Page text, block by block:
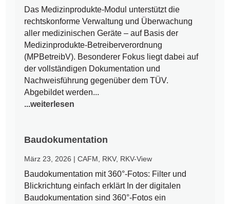
Das Medizinprodukte-Modul unterstützt die
rechtskonforme Verwaltung und Überwachung
aller medizinischen Geräte – auf Basis der
Medizinprodukte-Betreiberverordnung
(MPBetreibV). Besonderer Fokus liegt dabei auf
der vollständigen Dokumentation und
Nachweisführung gegenüber dem TÜV.
Abgebildet werden...
...weiterlesen
Baudokumentation
März 23, 2026 |CAFM RKV, RKV-View
Baudokumentation mit 360°-Fotos: Filter und
Blickrichtung einfach erklärt In der digitalen
Baudokumentation sind 360°-Fotos ein